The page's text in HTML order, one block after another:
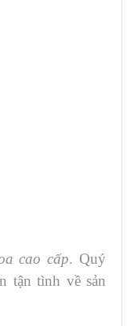
cao cấp. Quý
tận tình về sản